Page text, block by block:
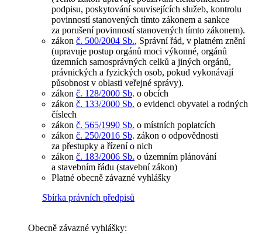
podpisu, poskytování souvisejících služeb, kontrolu
povinností stanovených tímto zákonem a sankce
za porušení povinností stanovených tímto zákonem).
zákon č. 500/2004 Sb., Správní řád, v platném znění
(upravuje postup orgánů moci výkonné, orgánů
územních samosprávných celků a jiných orgánů,
právnických a fyzických osob, pokud vykonávají
působnost v oblasti veřejné správy).
zákon č. 128/2000 Sb. o obcích
zákon č. 133/2000 Sb. o evidenci obyvatel a rodných
číslech
zákon č. 565/1990 Sb. o místních poplatcích
zákon č. 250/2016 Sb. zákon o odpovědnosti
za přestupky a řízení o nich
zákon č. 183/2006 Sb. o územním plánování
a stavebním řádu (stavební zákon)
Platné obecně závazné vyhlášky
Sbírka právních předpisů
Obecně závazné vyhlášky: